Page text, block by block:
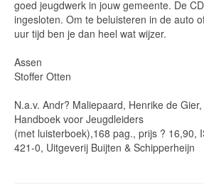
goed jeugdwerk in jouw gemeente. De
ingesloten. Om te beluisteren in de auto
uur tijd ben je dan heel wat wijzer.
Assen
Stoffer Otten
N.a.v. Andr? Maliepaard, Henrike de
Handboek voor Jeugdleiders
(met luisterboek),168 pag., prijs ? 16,90,
421-0, Uitgeverij Buijten & Schipperheijn